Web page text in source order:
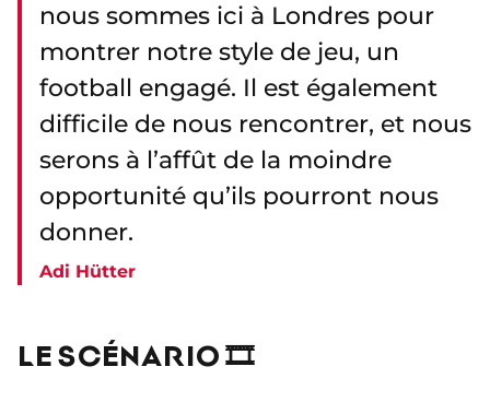
nous sommes ici à Londres pour
montrer notre style de jeu, un
football engagé. Il est également
difficile de nous rencontrer, et nous
serons à l’affût de la moindre
opportunité qu’ils pourront nous
donner.
Adi Hütter
LE SCÉNARIO 🎞